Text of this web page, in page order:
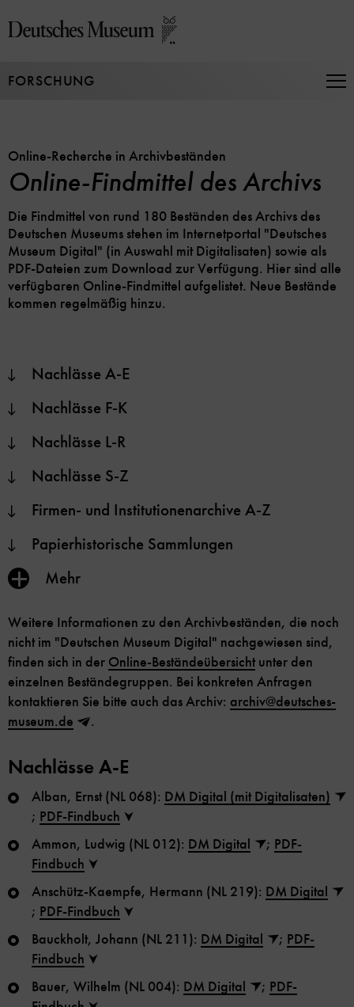
zum
FORSCHUNG
Online-Recherche in Archivbeständen
Online-Findmittel des Archivs
Die Findmittel von rund 180 Beständen des Archivs des
Deutschen Museums stehen im Internetportal "Deutsches
Museum Digital" (in Auswahl mit Digitalisaten) sowie als
PDF-Dateien zum Download zur Verfügung. Hier sind alle
verfügbaren Online-Findmittel aufgelistet. Neue Bestände
kommen regelmäßig hinzu.
Nachlässe A-E
Nachlässe F-K
Nachlässe L-R
Nachlässe S-Z
Firmen- und Institutionenarchive A-Z
Papierhistorische Sammlungen
Inhalt
anzeigen/verbergen
Mehr
Weitere Informationen zu den Archivbeständen, die noch
nicht im "Deutschen Museum Digital" nachgewiesen sind,
finden sich in der Online-Beständeübersicht unter den
einzelnen Beständegruppen. Bei konkreten Anfragen
kontaktieren Sie bitte auch das Archiv: archiv@deutsches-
museum.de
.
Nachlässe A-E
Alban, Ernst (NL 068): DM Digital (mit Digitalisaten)
; PDF-Findbuch
Ammon, Ludwig (NL 012): DM Digital ; PDF-
Findbuch
Anschütz-Kaempfe, Hermann (NL 219): DM Digital
; PDF-Findbuch
Bauckholt, Johann (NL 211): DM Digital ; PDF-
Findbuch
Bauer, Wilhelm (NL 004): DM Digital ; PDF-